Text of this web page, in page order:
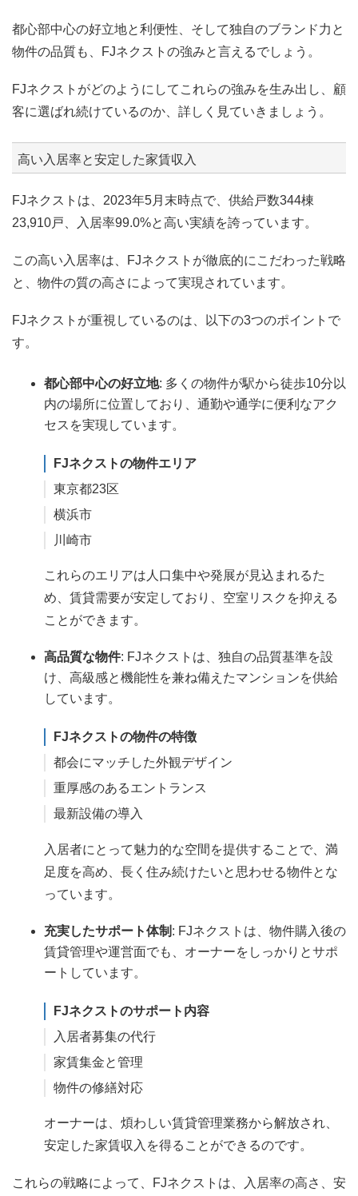
都心部中心の好立地と利便性、そして独自のブランド力と
物件の品質も、FJネクストの強みと言えるでしょう。
FJネクストがどのようにしてこれらの強みを生み出し、顧
客に選ばれ続けているのか、詳しく見ていきましょう。
高い入居率と安定した家賃収入
FJネクストは、2023年5月末時点で、供給戸数344棟
23,910戸、入居率99.0%と高い実績を誇っています。
この高い入居率は、FJネクストが徹底的にこだわった戦略
と、物件の質の高さによって実現されています。
FJネクストが重視しているのは、以下の3つのポイントで
す。
都心部中心の好立地: 多くの物件が駅から徒歩10分以
内の場所に位置しており、通勤や通学に便利なアク
セスを実現しています。
FJネクストの物件エリア
東京都23区
横浜市
川崎市
これらのエリアは人口集中や発展が見込まれるた
め、賃貸需要が安定しており、空室リスクを抑える
ことができます。
高品質な物件: FJネクストは、独自の品質基準を設
け、高級感と機能性を兼ね備えたマンションを供給
しています。
FJネクストの物件の特徴
都会にマッチした外観デザイン
重厚感のあるエントランス
最新設備の導入
入居者にとって魅力的な空間を提供することで、満
足度を高め、長く住み続けたいと思わせる物件とな
っています。
充実したサポート体制 : FJネクストは、物件購入後の
賃貸管理や運営面でも、オーナーをしっかりとサポ
ートしています。
FJネクストのサポート内容
入居者募集の代行
家賃集金と管理
物件の修繕対応
オーナーは、煩わしい賃貸管理業務から解放され、
安定した家賃収入を得ることができるのです。
これらの戦略によって、FJネクストは、入居率の高さ、安